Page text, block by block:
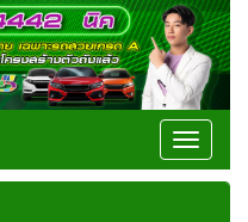
Toggle